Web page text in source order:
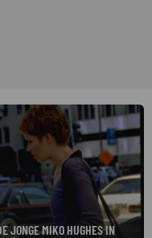
JONGE MIKO HUGHES IN